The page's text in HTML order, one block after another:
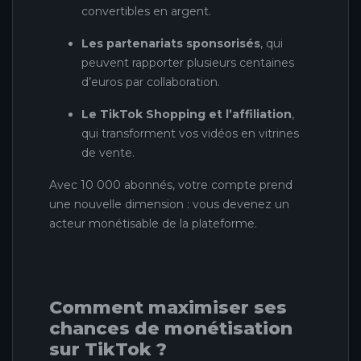
convertibles en argent.
Les partenariats sponsorisés, qui
peuvent rapporter plusieurs centaines
d’euros par collaboration.
Le TikTok Shopping et l’affiliation,
qui transforment vos vidéos en vitrines
de vente.
Avec 10 000 abonnés, votre compte prend
une nouvelle dimension : vous devenez un
acteur monétisable de la plateforme.
Comment maximiser ses
chances de monétisation
sur TikTok ?